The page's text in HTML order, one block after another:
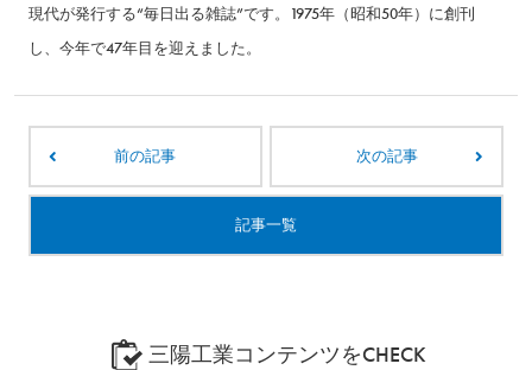
現代が発行する“毎日出る雑誌”です。1975年（昭和50年）に創刊
し、今年で47年目を迎えました。
前の記事 次の記事
記事一覧
三陽工業コンテンツをCHECK